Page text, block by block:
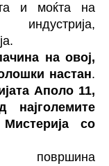
и моќта на
индустрија,
на овој,
настан.
Аполо 11,
со